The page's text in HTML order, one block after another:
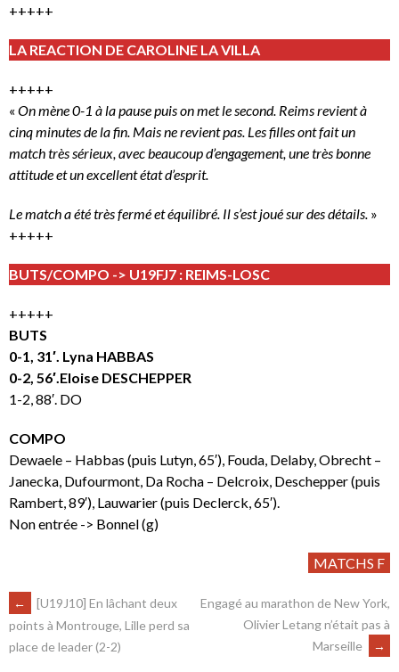
+++++
LA REACTION DE CAROLINE LA VILLA
+++++
« On mène 0-1 à la pause puis on met le second. Reims revient à
cinq minutes de la fin. Mais ne revient pas. Les filles ont fait un
match très sérieux, avec beaucoup d’engagement, une très bonne
attitude et un excellent état d’esprit.
Le match a été très fermé et équilibré. Il s’est joué sur des détails. »
+++++
BUTS/COMPO -> U19FJ7 : REIMS-LOSC
+++++
BUTS
0-1, 31′. Lyna HABBAS
0-2, 56′.Eloise DESCHEPPER
1-2, 88′. DO
COMPO
Dewaele – Habbas (puis Lutyn, 65′), Fouda, Delaby, Obrecht –
Janecka, Dufourmont, Da Rocha – Delcroix, Deschepper (puis
Rambert, 89′), Lauwarier (puis Declerck, 65′).
Non entrée -> Bonnel (g)
MATCHS F
←
[U19J10] En lâchant deux
points à Montrouge, Lille perd sa
place de leader (2-2)
Engagé au marathon de New York,
Olivier Letang n’était pas à
Marseille
→